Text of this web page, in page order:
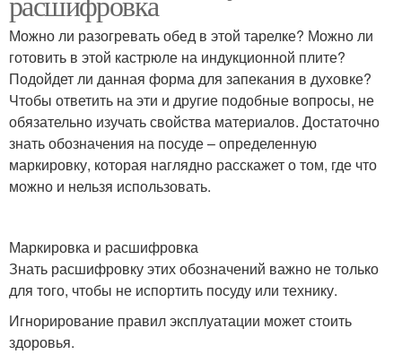
Можно ли разогревать обед в этой тарелке? Можно ли
готовить в этой кастрюле на индукционной плите?
Подойдет ли данная форма для запекания в духовке?
Чтобы ответить на эти и другие подобные вопросы, не
обязательно изучать свойства материалов. Достаточно
знать обозначения на посуде – определенную
маркировку, которая наглядно расскажет о том, где что
можно и нельзя использовать.
Маркировка и расшифровка
Знать расшифровку этих обозначений важно не только
для того, чтобы не испортить посуду или технику.
Игнорирование правил эксплуатации может стоить
здоровья.